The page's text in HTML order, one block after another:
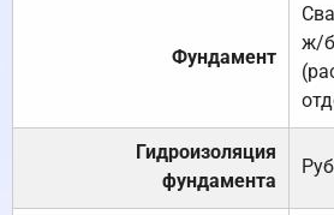
Фундамент
ж/б
Гидроизоляция
фундамента